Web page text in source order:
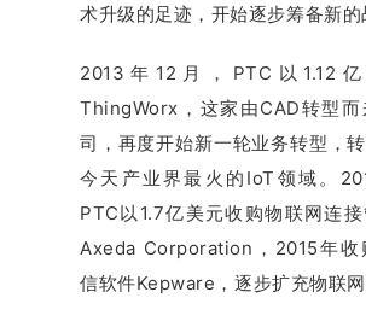
术升级的足迹，开始逐步筹备新的
2013年12月，PTC以1.12
ThingWorx，这家由CAD转型而
司，再度开始新一轮业务转型，
今天产业界最火的IoT领域。
PTC以1.7亿美元收购物联网连
Axeda Corporation，2015年收
信软件Kepware，逐步扩充物联网